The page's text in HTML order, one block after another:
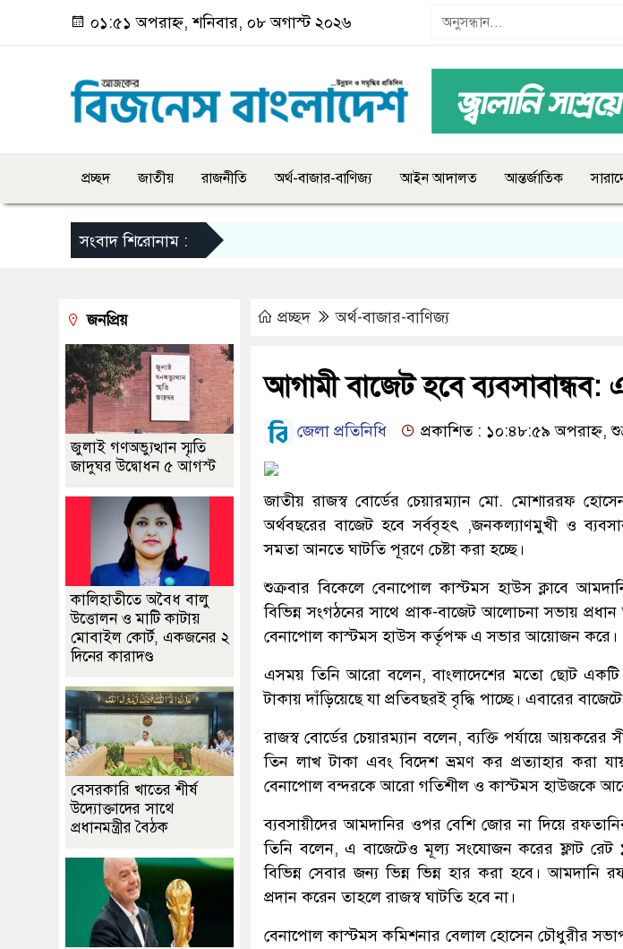
০১:৫১ অপরাহ্ন, শনিবার, ০৮ অগাস্ট ২০২৬
প্রচ্ছদ জাতীয় রাজনীতি অর্থ-বাজার-বাণিজ্য আইন আদালত আন্তর্জাতিক
সংবাদ শিরোনাম :
প্রচ্ছদ অর্থ-বাজার-বাণিজ্য
আগামী বাজেট হবে ব্যবসাবান্ধব:
জেলা প্রতিনিধি প্রকাশিত : ১০:৪৮:৫৯ অপরাহ্ন,
জাতীয় রাজস্ব বোর্ডের চেয়ারম্যান মো. মোশাররফ
অর্থবছরের বাজেট হবে সর্ববৃহৎ ,জনকল্যাণমুখী ও
সমতা আনতে ঘাটতি পূরণে চেষ্টা করা হচ্ছে।
শুক্রবার বিকেলে বেনাপোল কাস্টমস হাউস ক্লাবে
বিভিন্ন সংগঠনের সাথে প্রাক-বাজেট আলোচনা সভায়
বেনাপোল কাস্টমস হাউস কর্তৃপক্ষ এ সভার আয়োজন করে।
এসময় তিনি আরো বলেন, বাংলাদেশের মতো ছোট
টাকায় দাঁড়িয়েছে যা প্রতিবছরই বৃদ্ধি পাচ্ছে। এবারের বাজেটে
রাজস্ব বোর্ডের চেয়ারম্যান বলেন, ব্যক্তি পর্যায়ে আয়করের
তিন লাখ টাকা এবং বিদেশ ভ্রমণ কর প্রত্যাহার করা
বেনাপোল বন্দরকে আরো গতিশীল ও কাস্টমস হাউজকে
ব্যবসায়ীদের আমদানির ওপর বেশি জোর না দিয়ে
তিনি বলেন, এ বাজেটেও মূল্য সংযোজন করের ফ্লাট রেট
বিভিন্ন সেবার জন্য ভিন্ন ভিন্ন হার করা হবে। আমদানি
প্রদান করেন তাহলে রাজস্ব ঘাটতি হবে না।
বেনাপোল কাস্টমস কমিশনার বেলাল হোসেন চৌধুরীর
জনপ্রিয়
জুলাই গণঅভ্যুত্থান স্মৃতি
জাদুঘর উদ্বোধন ৫ আগস্ট
কালিহাতীতে অবৈধ বালু
উত্তোলন ও মাটি কাটায়
মোবাইল কোর্ট, একজনের ২
দিনের কারাদণ্ড
বেসরকারি খাতের শীর্ষ
উদ্যোক্তাদের সাথে
প্রধানমন্ত্রীর বৈঠক